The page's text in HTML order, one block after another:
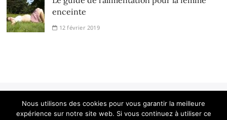
enceinte
12 février 2019
Nous utilisons des cookies pour vous garantir la meilleure
expérience sur notre site web. Si vous continuez à utiliser ce